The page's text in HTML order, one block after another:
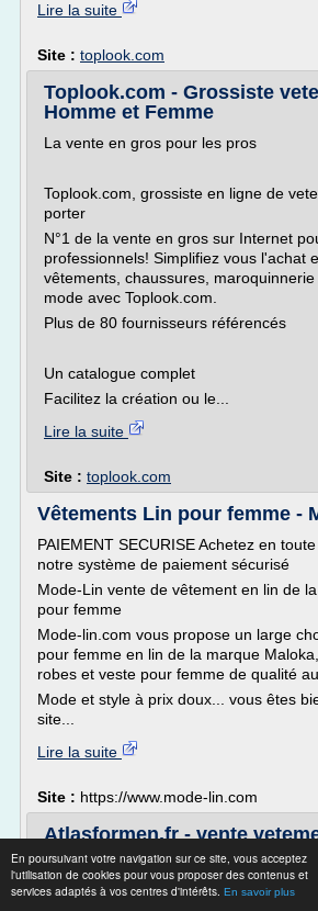
En poursuivant votre navigation sur ce site, vous acceptez
l'utilisation de cookies pour vous proposer des contenus et
services adaptés à vos centres d'intérêts. En savoir plus
Lire la suite
Site : toplook.com
Toplook.com - Grossiste
Homme et Femme
La vente en gros pour les pros
Toplook.com, grossiste en ligne de
porter
N°1 de la vente en gros sur Internet
professionnels! Simplifiez vous l'achat
vêtements, chaussures,
mode avec Toplook.com.
Plus de 80 fournisseurs référencés
Un catalogue complet
Facilitez la création ou le...
Lire la suite
Site : toplook.com
Vêtements Lin pour femme -
PAIEMENT SECURISE Achetez en
notre système de paiement sécurisé
Mode-Lin vente de vêtement en lin de
pour femme
Mode-lin.com vous propose un large
pour femme en lin de la marque
robes et veste pour femme de qualité
Mode et style à prix doux... vous êtes
site...
Lire la suite
Site : https://www.mode-lin.com
Atlasformen.fr - vente
correspondance ...
0.00